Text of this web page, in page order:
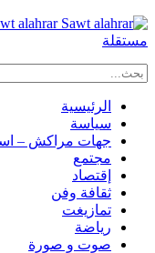
مستقلة
الرئيسية
سياسة
جهات مراكش –
مجتمع
إقتصاد
ثقافة وفن
تمازيغت
رياضة
صوت و صورة